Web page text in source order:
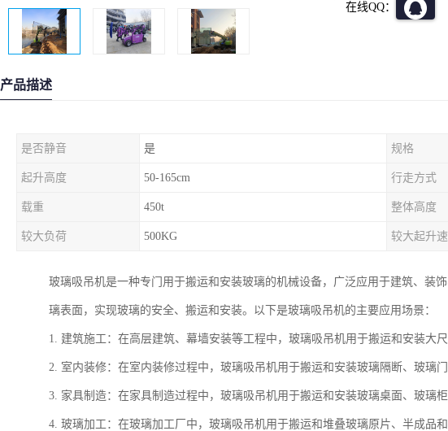
在线QQ：
产品描述
是否静音 是 规格
起升高度 50-165cm 行走方式
载重 450t 整体高度
较大负荷 500KG 较大起升
玻璃吸吊机是一种专门用于搬运和安装玻璃的机械设备，广泛应用于建筑、装
璃表面，实现玻璃的安全、搬运和安装。以下是玻璃吸吊机的主要应用场景：
1. 建筑施工：在高层建筑、幕墙安装等工程中，玻璃吸吊机用于搬运和安装大
2. 室内装修：在室内装修过程中，玻璃吸吊机用于搬运和安装玻璃隔断、玻璃
3. 家具制造：在家具制造过程中，玻璃吸吊机用于搬运和安装玻璃桌面、玻璃
4. 玻璃加工：在玻璃加工厂中，玻璃吸吊机用于搬运和堆叠玻璃原片、半成品